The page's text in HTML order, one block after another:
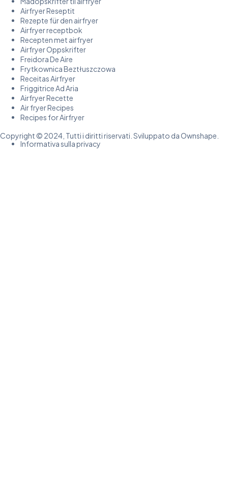
Airfryer Reseptit
Rezepte für den airfryer
Airfryer receptbok
Recepten met airfryer
Airfryer Oppskrifter
Freidora De Aire
Frytkownica Beztłuszczowa
Receitas Airfryer
Friggitrice Ad Aria
Airfryer Recette
Air fryer Recipes
Recipes for Airfryer
Copyright © 2024, Tutti i diritti riservati. Sviluppato da Ownshape.
Informativa sulla privacy